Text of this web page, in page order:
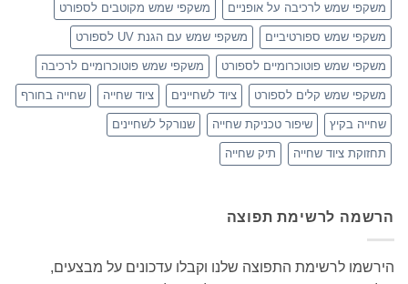
משקפי שמש לרכיבה על אופניים משקפי שמש מקוטבים לספורט
משקפי שמש ספורטיביים משקפי שמש עם הגנת UV לספורט
משקפי שמש פוטוכרומיים לספורט משקפי שמש פוטוכרומיים לרכיבה
משקפי שמש קלים לספורט ציוד לשחיינים ציוד שחייה שחייה בחורף
שחייה בקיץ שיפור טכניקת שחייה שנורקל לשחיינים
תחזוקת ציוד שחייה תיק שחייה
הרשמה לרשימת תפוצה
הירשמו לרשימת התפוצה שלנו וקבלו עדכונים על מבצעים,